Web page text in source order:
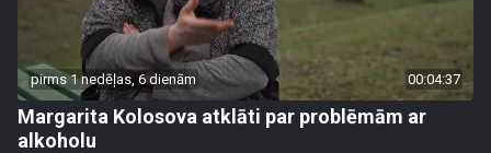
pirms 1 nedēļas, 6 dienām 00:04:37
Margarita Kolosova atklāti par problēmām ar
alkoholu